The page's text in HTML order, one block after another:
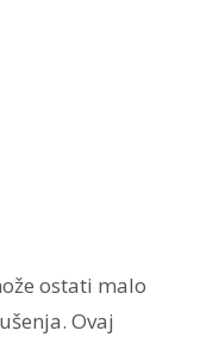
ostati malo
Ovaj